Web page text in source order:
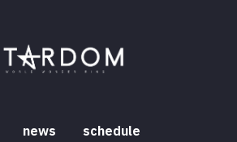
news schedule